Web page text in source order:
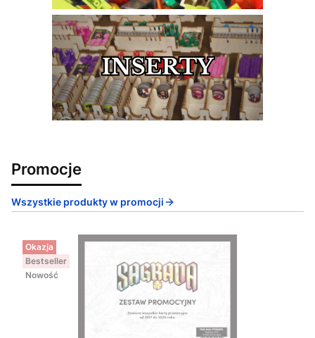
Promocje
Wszystkie produkty w promocji
Okazja
Bestseller
Nowość